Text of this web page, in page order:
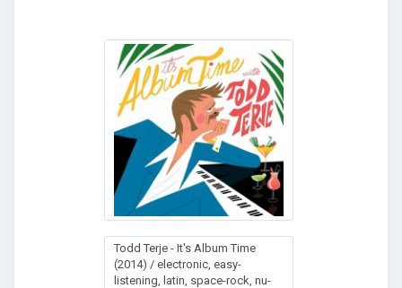
Todd Terje - It's Album Time
(2014) / electronic, easy-
listening, latin, space-rock, nu-